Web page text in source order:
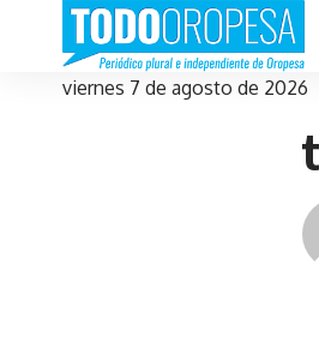
viernes 7 de agosto de 2026